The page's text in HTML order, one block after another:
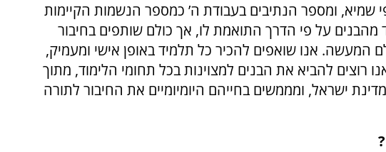
שמיא, ומספר הנתיבים בעבודת ה’ כמספר הנשמות הקיימות
מהבנים על פי הדרך התואמת לו, אך כולם שותפים בחיבור
המעשה. אנו שואפים להכיר כל תלמיד באופן אישי ומעמיק,
רוצים להביא את הבנים למצוינות בכל תחומי הלימוד, מתוך
ישראל, ומממשים בחייהם היומיומיים את החיבור לתורה